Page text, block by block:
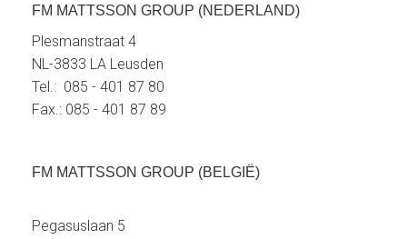
FM MATTSSON GROUP (NEDERLAND)
Plesmanstraat 4
NL-3833 LA Leusden
Tel.: 085 - 401 87 80
Fax.: 085 - 401 87 89
FM MATTSSON GROUP (BELGIË)
Pegasuslaan 5